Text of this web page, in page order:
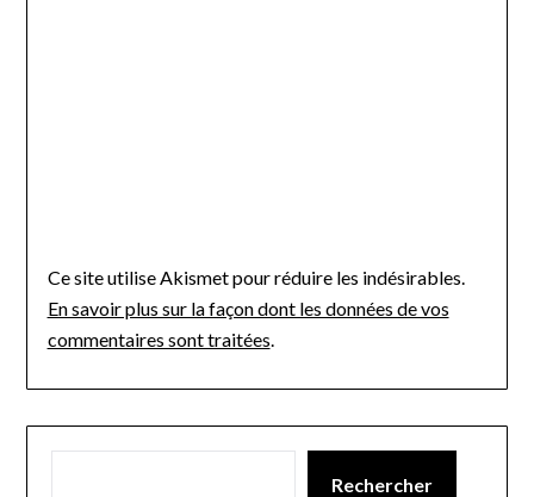
Ce site utilise Akismet pour réduire les indésirables.
En savoir plus sur la façon dont les données de vos
commentaires sont traitées.
Rechercher